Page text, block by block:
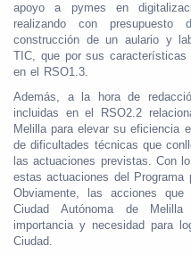
apoyo a pymes en
realizando con
construcción de un aulario y
TIC, que por sus
en el RSO1.3.
Además, a la hora de
incluidas en el RSO2.2
Melilla para elevar su eficiencia
de dificultades técnicas que
las actuaciones previstas. Con
estas actuaciones del Programa
Obviamente, las acciones
Ciudad Autónoma de
importancia y necesidad para
Ciudad.